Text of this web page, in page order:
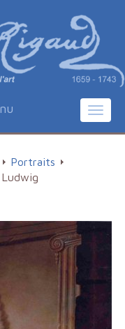
Portraits
Ludwig